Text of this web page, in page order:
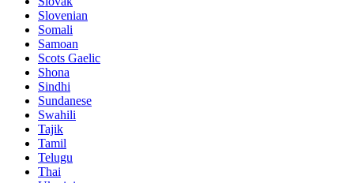
Slovenian
Somali
Samoan
Scots Gaelic
Shona
Sindhi
Sundanese
Swahili
Tajik
Tamil
Telugu
Thai